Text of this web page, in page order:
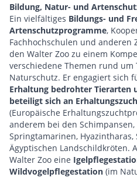
Bildung, Natur- und
Ein vielfältiges Bildungs- und
Artenschutzprogramme,
Fachhochschulen und anderen
den Walter Zoo zu einem
verschiedene Themen rund um
Naturschutz. Er engagiert sich
Erhaltung bedrohter Tierarten
beteiligt sich an
(Europäische
anderem bei den
Springtamarinen,
Ägyptischen Landschildkröten.
Walter Zoo eine
Wildvogelpflegestation (im